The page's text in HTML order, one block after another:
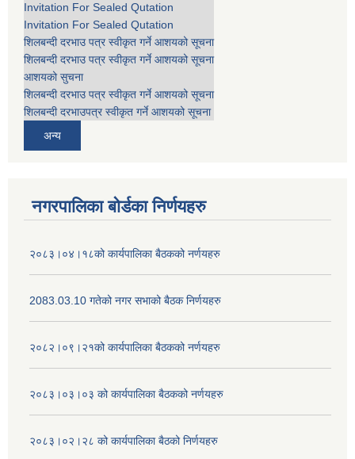
Invitation For Sealed Qutation
Invitation For Sealed Qutation
शिलबन्दी दरभाउ पत्र स्वीकृत गर्ने आशयको सूचना
शिलबन्दी दरभाउ पत्र स्वीकृत गर्ने आशयको सूचना
आशयको सुचना
शिलबन्दी दरभाउ पत्र स्वीकृत गर्ने आशयको सूचना
शिलबन्दी दरभाउपत्र स्वीकृत गर्ने आशयको सूचना
अन्य
नगरपालिका बोर्डका निर्णयहरु
२०८३।०४।१८को कार्यपालिका बैठकको नर्णयहरु
2083.03.10 गतेको नगर सभाको बैठक निर्णयहरु
२०८२।०९।२१को कार्यपालिका बैठकको नर्णयहरु
२०८३।०३।०३ को कार्यपालिका बैठकको नर्णयहरु
२०८३।०२।२८ को कार्यपालिका बैठको निर्णयहरु